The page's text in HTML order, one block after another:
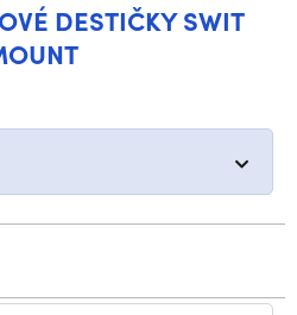
DESTIČKY SWIT